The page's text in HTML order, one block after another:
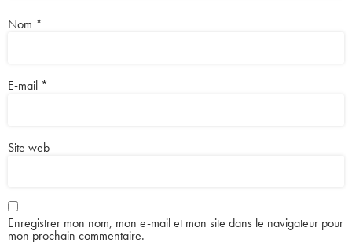
Nom *
E-mail *
Site web
Enregistrer mon nom, mon e-mail et mon site dans le navigateur pour
mon prochain commentaire.